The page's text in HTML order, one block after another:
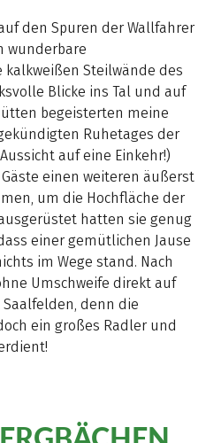
den Spuren der Wallfahrer
wunderbare
kalkweißen Steilwände des
Blicke ins Tal und auf
begeisterten meine
Ruhetages der
auf eine Einkehr!)
einen weiteren äußerst
um die Hochfläche der
hatten sie genug
einer gemütlichen Jause
im Wege stand. Nach
Umschweife direkt auf
denn die
ein großes Radler und